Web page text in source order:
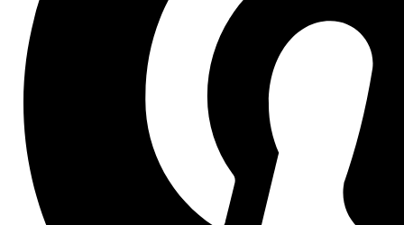
нем серицину. Одеяла обеспечат прохладой летом,
согреют зимой и отлично дышат.
Пуховые - изделия из такого материала легкие и мягкие.
Несмотря на минимальную массу, они могут быть очень
теплыми, что является отличным вариантом для зимних
холодов. Пух подвергается особой обработке, а поэтому
не является благоприятной средой для размножения
Лебяжьи - здесь говорится о синтетическом заменителе
пуха, который производится из микроволна. Несмотря
на искусственное происхождение, такие изделия имеют